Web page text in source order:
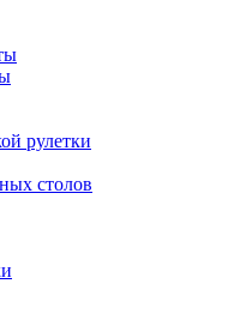
рулетки
столов